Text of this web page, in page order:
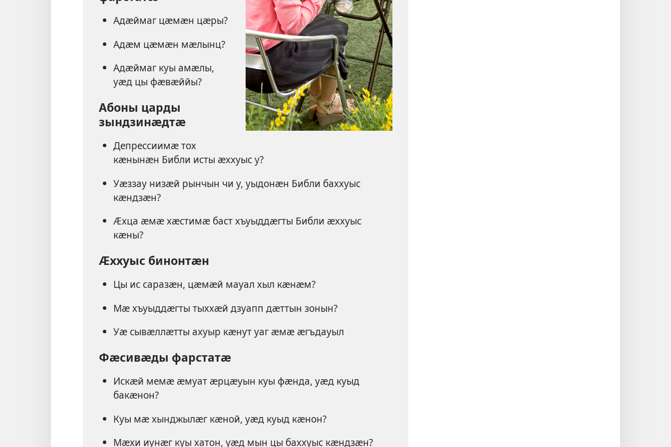
Адӕймаг цӕмӕн цӕры?
Адӕм цӕмӕн мӕлынц?
Адӕймаг куы амӕлы,
уӕд цы фӕвӕййы?
Абоны царды
зындзинӕдтӕ
Депрессиимӕ тох
кӕнынӕн Библи исты ӕххуыс у?
Уӕззау низӕй рынчын чи у, уыдонӕн Библи баххуыс
кӕндзӕн?
Ӕхца ӕмӕ хӕстимӕ баст хъуыддӕгты Библи ӕххуыс
кӕны?
Ӕххуыс бинонтӕн
Цы ис саразӕн, цӕмӕй мауал хыл кӕнӕм?
Мӕ хъуыддӕгты тыххӕй дзуапп дӕттын зонын?
Уӕ сывӕллӕтты ахуыр кӕнут уаг ӕмӕ ӕгъдауыл
Фӕсивӕды фарстатӕ
Искӕй мемӕ ӕмуат ӕрцӕуын куы фӕнда, уӕд куыд
бакӕнон?
Куы мӕ хынджылӕг кӕной, уӕд куыд кӕнон?
Мӕхи иунӕг куы хатон, уӕд мын цы баххуыс кӕндзӕн?